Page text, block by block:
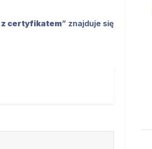
z certyfikatem” znajduje się